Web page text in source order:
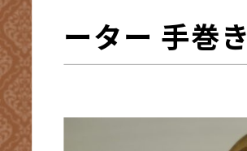
ーター 手巻き